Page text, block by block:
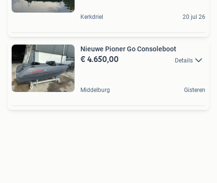
Kerkdriel 20 jul 26
Nieuwe Pioner Go Consoleboot
€ 4.650,00 Details
Middelburg Gisteren